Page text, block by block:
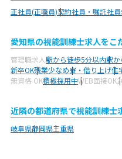
正社員(正職員)契約社員・嘱託社員
愛知県の視能訓練士求人をこ
管理職求人駅から徒歩5分以内駅
新卒OK残業少なめ寮・借り上げ住
無資格 OK積極採用中WEB面接OK
近隣の都道府県で視能訓練士
岐阜県静岡県三重県